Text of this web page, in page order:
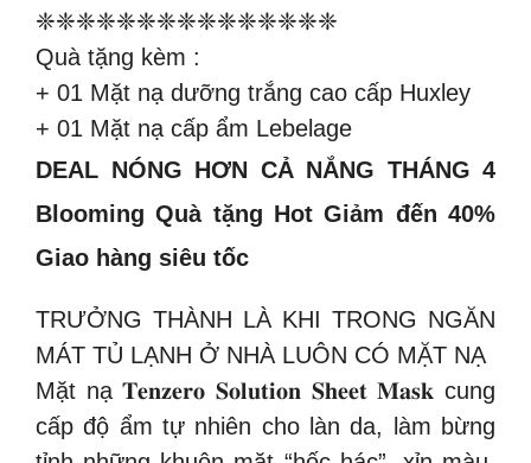
❈❈❈❈❈❈❈❈❈❈❈❈❈❈❈
Quà tặng kèm :
+ 01 Mặt nạ dưỡng trắng cao cấp Huxley
+ 01 Mặt nạ cấp ẩm Lebelage
DEAL NÓNG HƠN CẢ NẮNG THÁNG 4
Blooming Quà tặng Hot Giảm đến 40%
Giao hàng siêu tốc
TRƯỞNG THÀNH LÀ KHI TRONG NGĂN
MÁT TỦ LẠNH Ở NHÀ LUÔN CÓ MẶT NẠ
Mặt nạ 𝐓𝐞𝐧𝐳𝐞𝐫𝐨 𝐒𝐨𝐥𝐮𝐭𝐢𝐨𝐧 𝐒𝐡𝐞𝐞𝐭 𝐌𝐚𝐬𝐤 cung
cấp độ ẩm tự nhiên cho làn da, làm bừng